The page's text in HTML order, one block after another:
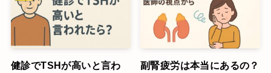
健診でTSHが高いと言わ
副腎疲労は本当にあるの？